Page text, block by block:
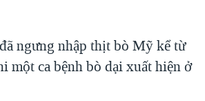
VÀ NAY
AFGHANISTAN
HÒA Ở VIỆT NAM
KIM TẠI VIỆT NAM
ngưng nhập thịt bò Mỹ kể từ
một ca bệnh bò dại xuất hiện ở